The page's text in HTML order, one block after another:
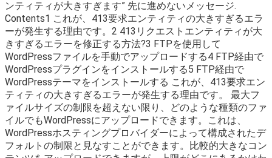
ンティティが大きすぎます” 先に進めないメッセージ.
Contents1 これが、413要求エンティティの大きすぎるエラ
ーが発生する理由です。2 413リクエストエンティティが大
きすぎるエラーを修正する方法?3 FTPを使用して
WordPressファイルを手動でアップロードする4 FTP経由で
WordPressプラグインをインストールする5 FTP経由で
WordPressテーマをインストールする これが、413要求エン
ティティの大きすぎるエラーが発生する理由です。 最大フ
ァイルサイズの制限を超えない限り、どのような種類のファ
イルでもWordPressにアップロードできます。これは、
WordPressホスティングプロバイダーによって構成されたデ
フォルトの制限と見なすことができます。比較的大きなコン